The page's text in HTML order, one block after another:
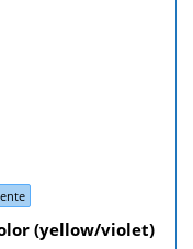
(yellow/violet)